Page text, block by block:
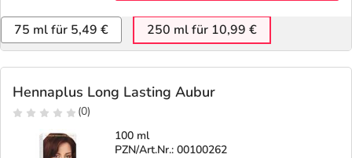
75 ml für 5,49 € 250 ml für 10,99 €
Hennaplus Long Lasting Aubur
(0)
100 ml
PZN/Art.Nr.: 00100262